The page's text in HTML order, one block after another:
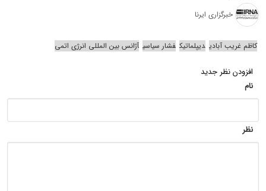
خبرگزاری ایرنا
کاظم غریب آبادی دیپلماتیک فشار سیاسی آژانس بین المللی انرژی اتمی
افزودن نظر جدید
نام
نظر